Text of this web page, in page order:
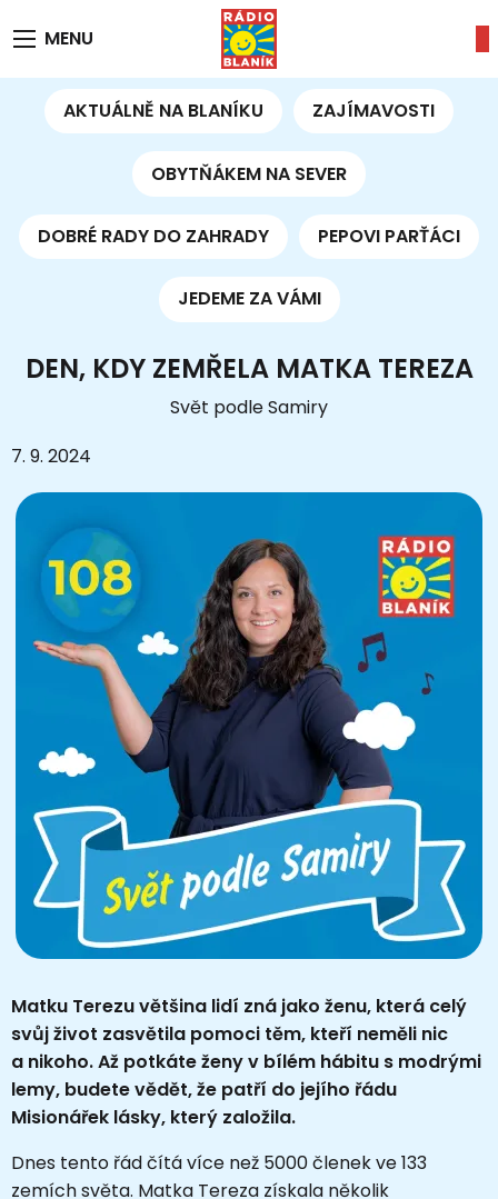
MENU
AKTUÁLNĚ NA BLANÍKU ZAJÍMAVOSTI
OBYTŇÁKEM NA SEVER
DOBRÉ RADY DO ZAHRADY PEPOVI PARŤÁCI
JEDEME ZA VÁMI
DEN, KDY ZEMŘELA MATKA TEREZA
Svět podle Samiry
7. 9. 2024
Matku Terezu většina lidí zná jako ženu, která celý
svůj život zasvětila pomoci těm, kteří neměli nic
a nikoho. Až potkáte ženy v bílém hábitu s modrými
lemy, budete vědět, že patří do jejího řádu
Misionářek lásky, který založila.
Dnes tento řád čítá více než 5000 členek ve 133
zemích světa. Matka Tereza získala několik